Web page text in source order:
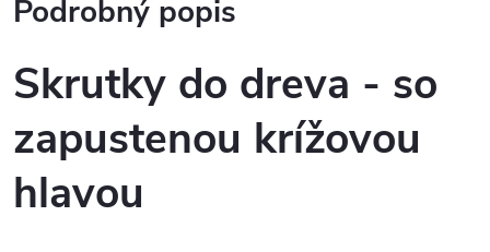
Podrobný popis
Skrutky do dreva - so
zapustenou krížovou
hlavou